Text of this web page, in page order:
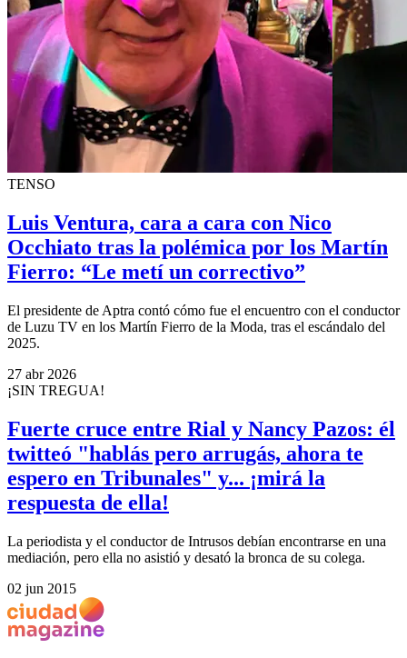
TENSO
Luis Ventura, cara a cara con Nico
Occhiato tras la polémica por los Martín
Fierro: “Le metí un correctivo”
El presidente de Aptra contó cómo fue el encuentro con el conductor
de Luzu TV en los Martín Fierro de la Moda, tras el escándalo del
2025.
27 abr 2026
¡SIN TREGUA!
Fuerte cruce entre Rial y Nancy Pazos: él
twitteó "hablás pero arrugás, ahora te
espero en Tribunales" y... ¡mirá la
respuesta de ella!
La periodista y el conductor de Intrusos debían encontrarse en una
mediación, pero ella no asistió y desató la bronca de su colega.
02 jun 2015